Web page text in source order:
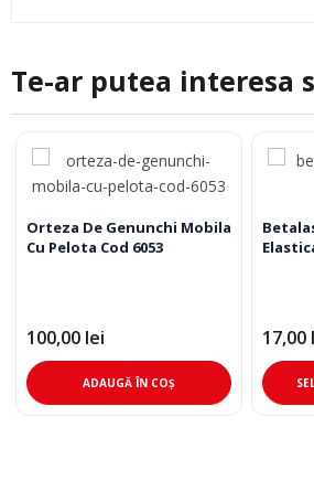
Te-ar putea interesa
Orteza De Genunchi Mobila
Cu Pelota Cod 6053
100,00 lei
ADAUGĂ ÎN COȘ
17,00